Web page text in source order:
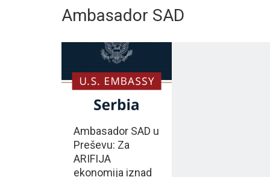
Ambasador SAD
Ambasador SAD u
Preševu: Za
ARIFIJA
ekonomija iznad